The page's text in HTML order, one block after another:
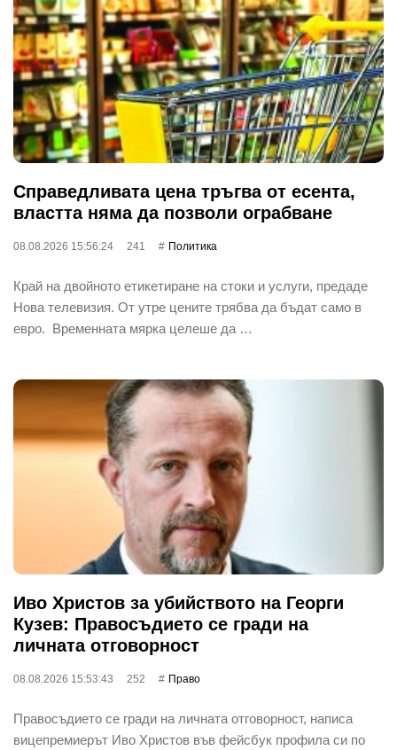
Справедливата цена тръгва от есента,
властта няма да позволи ограбване
08.08.2026 15:56:24 241 Политика
Край на двойното етикетиране на стоки и услуги, предаде
Нова телевизия. От утре цените трябва да бъдат само в
евро. Временната мярка целеше да …
Иво Христов за убийството на Георги
Кузев: Правосъдието се гради на
личната отговорност
08.08.2026 15:53:43 252 Право
Правосъдието се гради на личната отговорност, написа
вицепремиерът Иво Христов във фейсбук профила си по